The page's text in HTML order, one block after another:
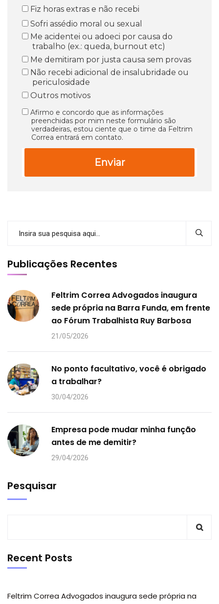
Fiz horas extras e não recebi
Sofri assédio moral ou sexual
Me acidentei ou adoeci por causa do
trabalho (ex.: queda, burnout etc)
Me demitiram por justa causa sem provas
Não recebi adicional de insalubridade ou
periculosidade
Outros motivos
Afirmo e concordo que as informações
preenchidas por mim neste formulário são
verdadeiras, estou ciente que o time da Feltrim
Correa entrará em contato.
Enviar
Publicações Recentes
Feltrim Correa Advogados inaugura
sede própria na Barra Funda, em frente
ao Fórum Trabalhista Ruy Barbosa
21/05/2026
No ponto facultativo, você é obrigado
a trabalhar?
30/04/2026
Empresa pode mudar minha função
antes de me demitir?
29/04/2026
Pesquisar
Recent Posts
Feltrim Correa Advogados inaugura sede própria na